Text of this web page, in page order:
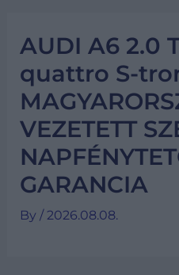
AUDI A6 2.0
quattro S-
VEZETETT
GARANCIA
By/2026.08.08.